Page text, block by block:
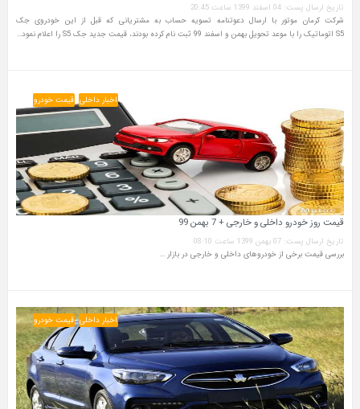
تاریخ ارسال پست: 04 اسفند 1399 ساعت 20:45
شرکت کرمان موتور با ارسال دعوتنامه تسویه حساب به مشتریانی که قبل از این خودروی جک
S5 اتوماتیک را با موعد تحویل بهمن و اسفند 99 ثبت نام کرده بودند، قیمت جدید جک S5 را اعلام نمود…
اخبار داخلی قیمت خودرو
قیمت روز خودرو داخلی و خارجی + 7 بهمن 99
تاریخ ارسال پست: 07 بهمن 1399 ساعت 08:10
بررسی قیمت برخی از خودروهای داخلی و خارجی در بازار …
اخبار داخلی قیمت خودرو